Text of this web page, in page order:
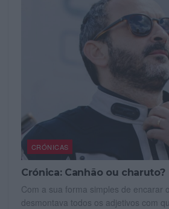
CRÓNICAS
Crónica: Canhão ou charuto?
Com a sua forma simples de encarar
desmontava todos os adjetivos com